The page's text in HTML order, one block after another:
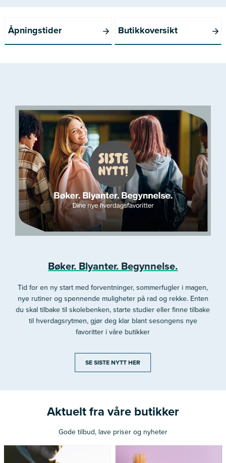
Åpningstider Butikkoversikt
Bøker. Blyanter. Begynnelse.
Tid for en ny start med forventninger, sommerfugler i magen,
nye rutiner og spennende muligheter på rad og rekke. Enten
du skal tilbake til skolebenken, starte studier eller finne tilbake
til hverdagsrytmen, gjør deg klar blant sesongens nye
favoritter i våre butikker
SE SISTE NYTT HER
Aktuelt fra våre butikker
Gode tilbud, lave priser og nyheter
Nå: 260 kr Før: 325 kr